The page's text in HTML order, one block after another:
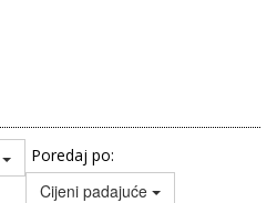
Poredaj po:
Cijeni padajuće